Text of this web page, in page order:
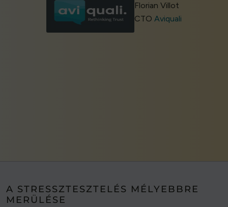
Florian Villot
CTOAviquali
A STRESSZTESZTELÉS MÉLYEBBRE
MERÜLÉSE